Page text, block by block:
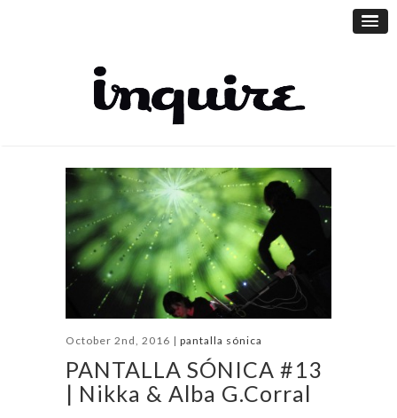
October 2nd, 2016 | pantalla sónica
PANTALLA SÓNICA #13
| Nikka & Alba G.Corral